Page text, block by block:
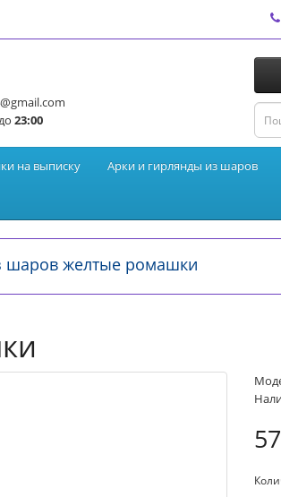
23:00
на выписку Арки и гирлянды из шаров
шаров желтые ромашки